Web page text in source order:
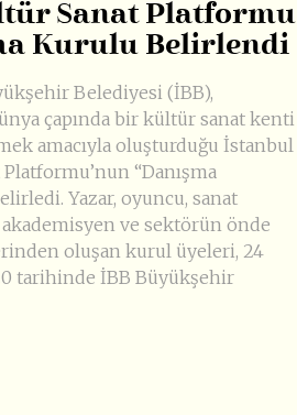
Sanat Platformu
Kurulu Belirlendi
Belediyesi (İBB),
çapında bir kültür sanat kenti
amacıyla oluşturduğu İstanbul
“Danışma
Yazar, oyuncu, sanat
ve sektörün önde
oluşan kurul üyeleri, 24
tarihinde İBB Büyükşehir